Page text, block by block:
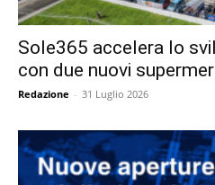
Sole365 accelera lo
con due nuovi
Redazione - 31 Luglio 2026